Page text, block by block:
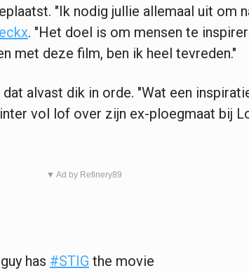
"Ik nodig jullie allemaal uit om
. "Het doel is om mensen te
met deze film, ben ik heel tevreden."
alvast dik in orde. "Wat een
vol lof over zijn ex-ploegmaat bij
▼ Ad by Refinery89
has #STIG the movie